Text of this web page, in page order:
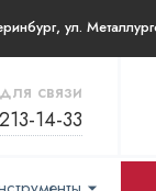
связи
14-33